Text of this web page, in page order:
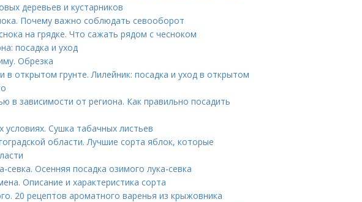
деревьев и кустарников
Почему важно соблюдать севооборот
на грядке. Что сажать рядом с чесноком
посадка и уход
Обрезка
в открытом грунте. Лилейник: посадка и уход в открытом
в зависимости от региона. Как правильно посадить
Сушка табачных листьев
области. Лучшие сорта яблок, которые
Осенняя посадка озимого лука-севка
Описание и характеристика сорта
20 рецептов ароматного варенья из крыжовника